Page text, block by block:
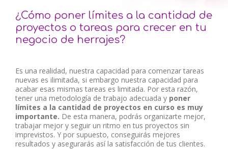
¿Cómo poner límites a la cantidad de
proyectos o tareas para crecer en tu
negocio de herrajes?
Es una realidad, nuestra capacidad para comenzar tareas
nuevas es ilimitada, si embargo nuestra capacidad para
acabar esas mismas tareas es limitada. Por esta razón,
tener una metodología de trabajo adecuada y poner
límites a la cantidad de proyectos en curso es muy
importante. De esta manera, podrás organizarte mejor,
trabajar mejor y seguir un ritmo en tus proyectos sin
imprevistos. Y por supuesto, conseguirás mejores
resultados y asegurarás así la satisfacción de tus clientes.